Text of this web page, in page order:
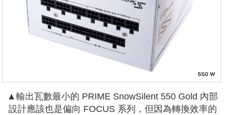
▲輸出瓦數最小的 PRIME SnowSilent 550 Gold 內部
設計應該也是偏向 FOCUS 系列，但因為轉換效率的